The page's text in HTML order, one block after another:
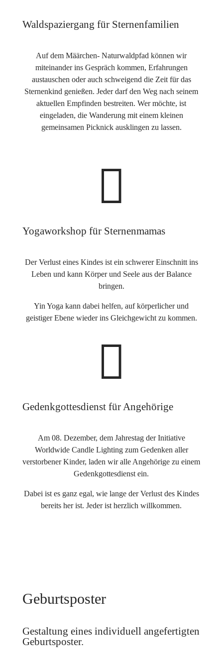
Waldspaziergang für Sternenfamilien
Auf dem Määrchen- Naturwaldpfad können wir
miteinander ins Gespräch kommen, Erfahrungen
austauschen oder auch schweigend die Zeit für das
Sternenkind genießen. Jeder darf den Weg nach seinem
aktuellen Empfinden bestreiten. Wer möchte, ist
eingeladen, die Wanderung mit einem kleinen
gemeinsamen Picknick ausklingen zu lassen.

Yogaworkshop für Sternenmamas
Der Verlust eines Kindes ist ein schwerer Einschnitt ins
Leben und kann Körper und Seele aus der Balance
bringen.
Yin Yoga kann dabei helfen, auf körperlicher und
geistiger Ebene wieder ins Gleichgewicht zu kommen.

Gedenkgottesdienst für Angehörige
Am 08. Dezember, dem Jahrestag der Initiative
Worldwide Candle Lighting zum Gedenken aller
verstorbener Kinder, laden wir alle Angehörige zu einem
Gedenkgottesdienst ein.
Dabei ist es ganz egal, wie lange der Verlust des Kindes
bereits her ist. Jeder ist herzlich willkommen.
Geburtsposter
Gestaltung eines individuell angefertigten
Geburtsposter.